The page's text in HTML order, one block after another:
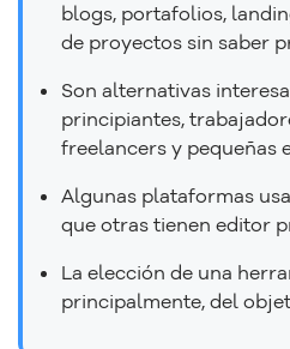
blogs, portafolios,
de proyectos sin saber
Son alternativas
principiantes,
freelancers y pequeñas
Algunas plataformas
que otras tienen editor
La elección de una
principalmente, del